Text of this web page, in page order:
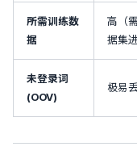
所需训练数
据
高（
据集
未登录词
(OOV)
极易